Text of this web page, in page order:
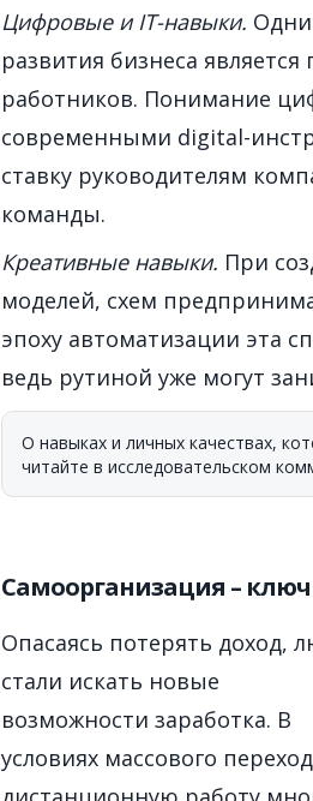
Цифровые и IT-навыки.
развития бизнеса
работников. Понимание
современными digital-
ставку руководителям
команды.
Креативные навыки. При
моделей, схем
эпоху автоматизации эта
ведь рутиной уже могут
О навыках и личных качествах,
читайте в исследовательском
Самоорганизация –
Опасаясь потерять доход,
стали искать новые
возможности заработка. В
условиях массового